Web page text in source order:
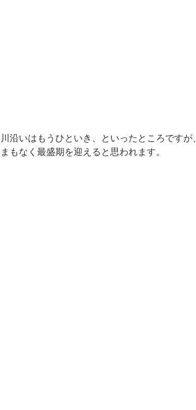
川沿いはもうひといき、といったところですが、
まもなく最盛期を迎えると思われます。